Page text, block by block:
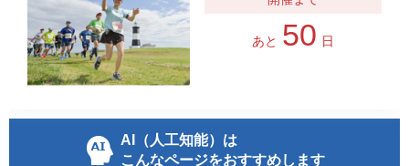
あと 50 日
AI（人工知能）は
こんなページをおすすめします